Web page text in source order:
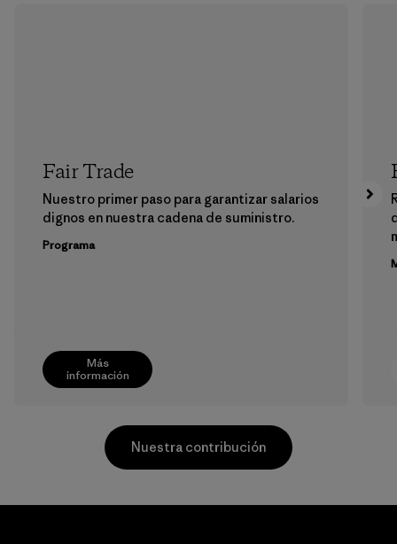
Más
información
Fair Trade
Nuestro primer paso para garantizar salarios
dignos en nuestra cadena de suministro.
Programa
Nuestra contribución